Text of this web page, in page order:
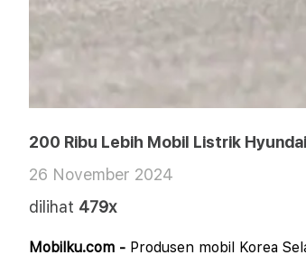
200 Ribu Lebih Mobil Listrik
26 November 2024
dilihat 479x
Mobilku.com - Produsen mobil Korea